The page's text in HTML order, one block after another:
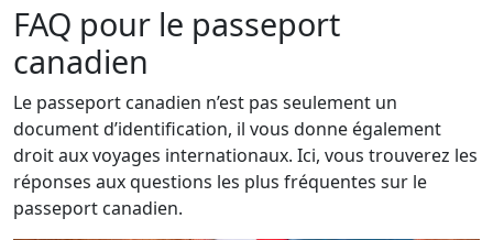
FAQ pour le passeport
canadien
Le passeport canadien n’est pas seulement un
document d’identification, il vous donne également
droit aux voyages internationaux. Ici, vous trouverez les
réponses aux questions les plus fréquentes sur le
passeport canadien.